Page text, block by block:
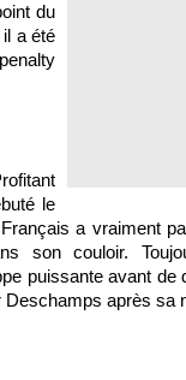
du
a été
le
a vraiment
son couloir.
puissante avant
après sa